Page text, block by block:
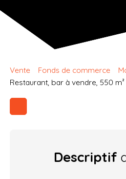
Vente Fonds de commerce
Restaurant, bar à vendre, 550
Descriptif